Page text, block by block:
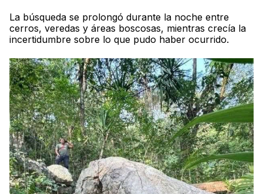
La búsqueda se prolongó durante la noche entre
cerros, veredas y áreas boscosas, mientras crecía la
incertidumbre sobre lo que pudo haber ocurrido.